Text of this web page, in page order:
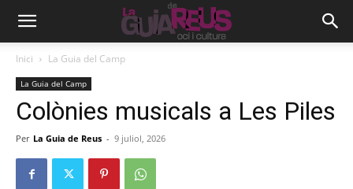
Inici La Guia del Camp
La Guia del Camp
Colònies musicals a Les Piles
Per La Guia de Reus - 9 juliol, 2026